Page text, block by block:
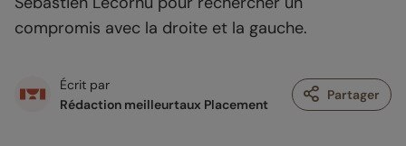
compromis avec la droite et la gauche.
Écrit par
Rédaction meilleurtaux Placement
Partager